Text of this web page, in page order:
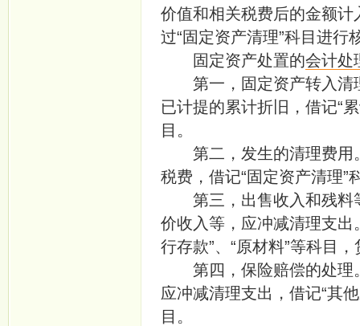
价值和相关税费后的金额
过“固定资产清理”科目进行
固定资产处置的会计处
第一，固定资产转入清理
已计提的累计折旧，借记“
目。
第二，发生的清理费用
税费，借记“固定资产清理”
第三，出售收入和残料
价收入等，应冲减清理支
行存款”、“原材料”等科目
第四，保险赔偿的处理
应冲减清理支出，借记“其
目。